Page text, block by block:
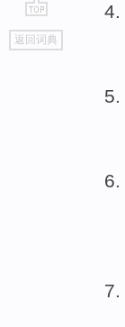
go
top
返回词典